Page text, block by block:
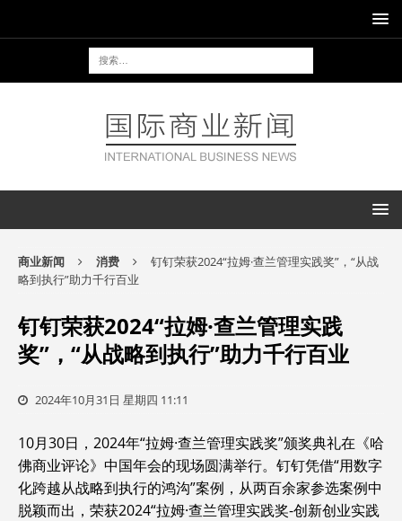
商业新闻 消费
钉钉荣获2024“拉姆·查兰管理实践奖”，“从战
略到执行”助力千行百业
钉钉荣获2024“拉姆·查兰管理实践
奖”，“从战略到执行”助力千行百业
2024年10月31日 星期四 11:11
10月30日，2024年“拉姆·查兰管理实践奖”颁奖典礼在《哈
佛商业评论》中国年会的现场圆满举行。钉钉凭借“用数字
化跨越从战略到执行的鸿沟”案例，从两百余家参选案例中
脱颖而出，荣获2024“拉姆·查兰管理实践奖-创新创业实践